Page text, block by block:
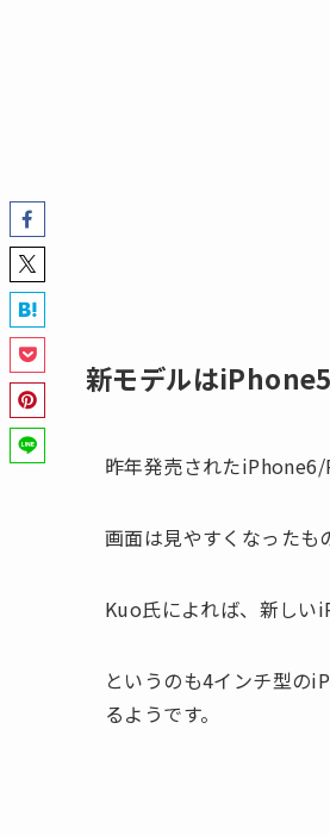
新モデルは
昨年発売された
画面は見やすくなったも
Kuo氏によれば、新しい
というのも4インチ型の
るようです。